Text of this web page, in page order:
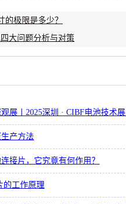
的极限是多少？
大问题分析与对策
展丨2025深圳 · CIBF电池技术
产方法
接片，它究竟有何作用？
的工作原理